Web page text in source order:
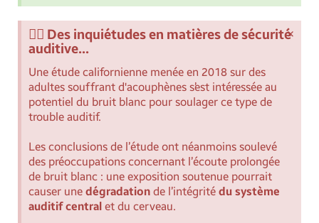
🧏‍♀️ Des inquiétudes en matières de sécurité
auditive...
Une étude californienne menée en 2018 sur des
adultes souffrant d'acouphènes s’est intéressée au
potentiel du bruit blanc pour soulager ce type de
trouble auditif.
Les conclusions de l’étude ont néanmoins soulevé
des préoccupations concernant l’écoute prolongée
de bruit blanc : une exposition soutenue pourrait
causer une dégradation de l’intégrité du système
auditif central et du cerveau.
×